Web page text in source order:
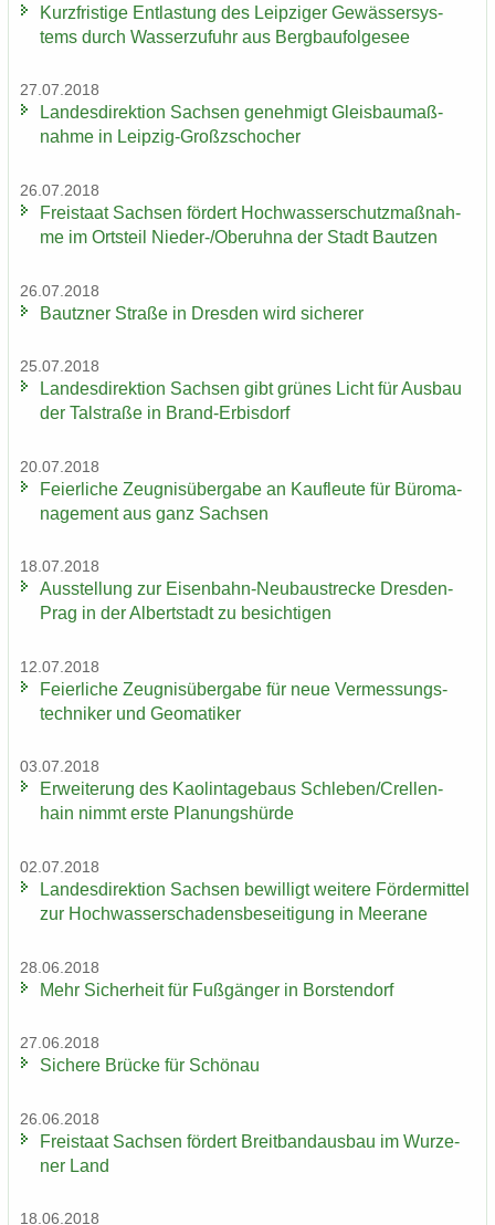
Kurz­fris­ti­ge Ent­las­tung des Leip­zi­ger Ge­wäs­ser­sys­
tems durch Was­ser­zu­fuhr aus Berg­bau­fol­ge­see
27.07.2018
Lan­des­di­rek­ti­on Sach­sen ge­neh­migt Gleis­bau­maß­
nah­me in Leipzig-​Großzschocher
26.07.2018
Frei­staat Sach­sen för­dert Hoch­was­ser­schutz­maß­nah­
me im Orts­teil Nieder-​/Ober­uh­na der Stadt Baut­zen
26.07.2018
Bautz­ner Stra­ße in Dres­den wird si­che­rer
25.07.2018
Lan­des­di­rek­ti­on Sach­sen gibt grü­nes Licht für Aus­bau
der Tal­stra­ße in Brand-​Erbisdorf
20.07.2018
Fei­er­li­che Zeug­nis­über­ga­be an Kauf­leu­te für Bü­ro­ma­
nage­ment aus ganz Sach­sen
18.07.2018
Aus­stel­lung zur Eisenbahn-​Neubaustrecke Dresden-​
Prag in der Al­bert­stadt zu be­sich­ti­gen
12.07.2018
Fei­er­li­che Zeug­nis­über­ga­be für neue Ver­mes­sungs­
tech­ni­ker und Geo­ma­ti­ker
03.07.2018
Er­wei­te­rung des Kao­lin­ta­ge­baus Schle­ben/Crel­len­
hain nimmt erste Pla­nungs­hür­de
02.07.2018
Lan­des­di­rek­ti­on Sach­sen be­wil­ligt wei­te­re För­der­mit­tel
zur Hoch­was­ser­scha­dens­be­sei­ti­gung in Meer­a­ne
28.06.2018
Mehr Si­cher­heit für Fuß­gän­ger in Bors­ten­dorf
27.06.2018
Si­che­re Brü­cke für Schön­au
26.06.2018
Frei­staat Sach­sen för­dert Breit­band­aus­bau im Wur­ze­
ner Land
18.06.2018